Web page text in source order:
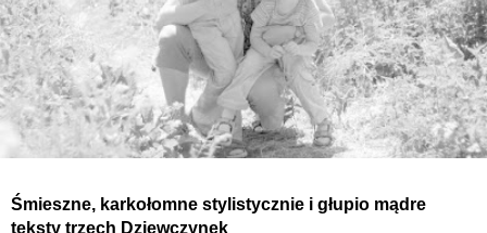
Śmieszne, karkołomne stylistycznie i głupio mądre
teksty trzech Dziewczynek